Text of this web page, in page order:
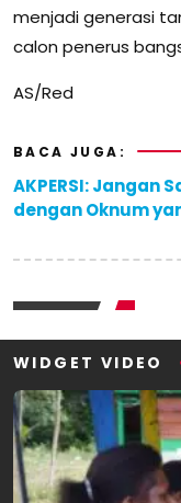
menjadi generasi
calon penerus
AS/Red
BACA JUGA:
AKPERSI: Jangan
dengan Oknum
WIDGET VIDEO